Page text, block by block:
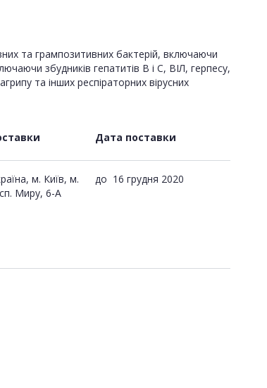
та грампозитивних бактерій, включаючи
збудників гепатитів В і С, ВІЛ, герпесу,
та інших респіраторних вірусних
Дата поставки
м. Київ, м.
Миру, 6-А
до 16 грудня 2020